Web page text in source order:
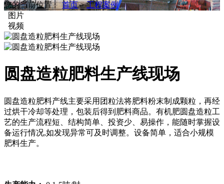
您的当前位置 :首页>工程案例
图片
视频
圆盘造粒肥料生产线现场
圆盘造粒肥料产线主要采用团粒法将肥料粉末制成颗粒，再经
过烘干冷却等处理，包装后得到肥料商品。有机肥圆盘造粒工
艺的生产流程短、结构简单、投资少、易操作，能随时掌握设
备运行情况,如发现异常可及时调整。设备简单，适合小规模
肥料生产。